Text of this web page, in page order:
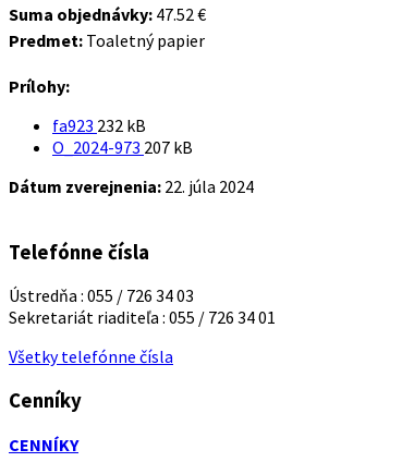
Suma objednávky: 47.52 €
Predmet: Toaletný papier
Prílohy:
fa923 Veľkosť
súboru:
232 kB
O_2024-973 Veľkosť
207 kB
Dátum zverejnenia: 22. júla 2024
Telefónne čísla
Ústredňa : 055 / 726 34 03
Sekretariát riaditeľa : 055 / 726 34 01
Všetky telefónne čísla
Cenníky
CENNÍKY